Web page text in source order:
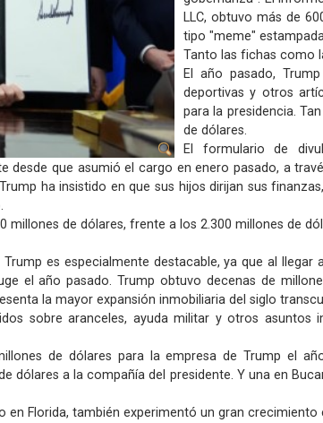
LLC, obtuvo más de
tipo "meme"
Tanto las fichas como
El año pasado,
deportivas y otros
para la presidencia.
de dólares.
El formulario de
que asumió el cargo en enero pasado, a
ha insistido en que sus hijos dirijan sus
de dólares, frente a los 2.300 millones de
es especialmente destacable, ya que al
el año pasado. Trump obtuvo decenas de
la mayor expansión inmobiliaria del siglo
sobre aranceles, ayuda militar y otros
de dólares para la empresa de Trump el
a la compañía del presidente. Y una en
en Florida, también experimentó un gran crecimiento